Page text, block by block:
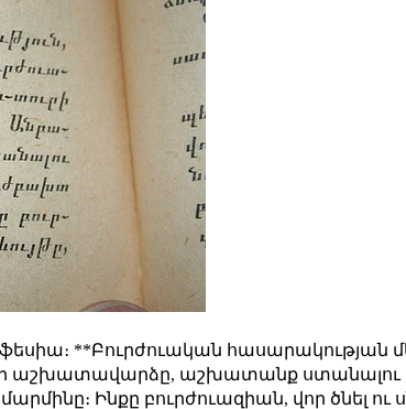
**Բուրժուական հասարակության
աշխատավարձը, աշխատանք ստանալու
Ինքը բուրժուազիան, վոր ծնել ու